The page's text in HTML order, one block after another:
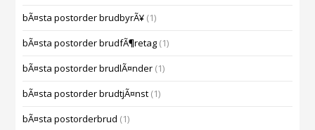
bÃ¤sta postorder brudbyrÃ¥ (1)
bÃ¤sta postorder brudfÃ¶retag (1)
bÃ¤sta postorder brudlÃ¤nder (1)
bÃ¤sta postorder brudtjÃ¤nst (1)
bÃ¤sta postorderbrud (1)